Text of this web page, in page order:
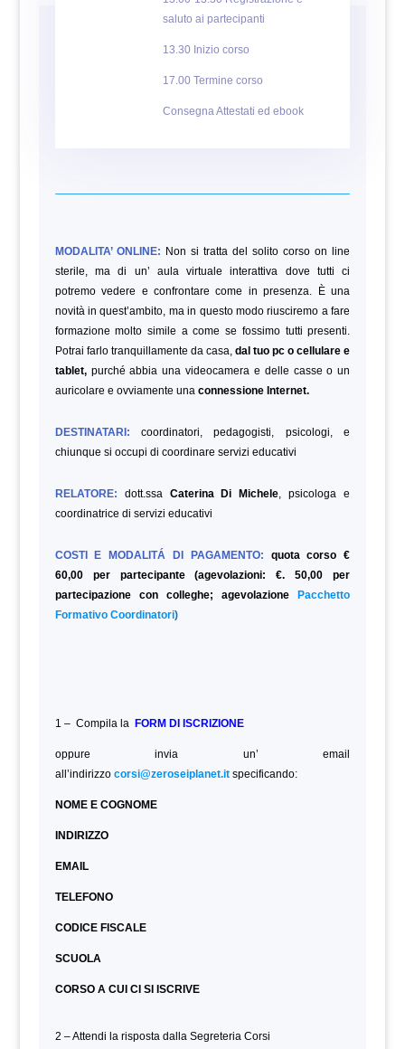
saluto ai partecipanti
13.30 Inizio corso
17.00 Termine corso
Consegna Attestati ed ebook
MODALITA’ ONLINE: Non si tratta del solito corso on line
sterile, ma di un’ aula virtuale interattiva dove tutti ci
potremo vedere e confrontare come in presenza. È una
novità in quest’ambito, ma in questo modo riusciremo a fare
formazione molto simile a come se fossimo tutti presenti.
Potrai farlo tranquillamente da casa, dal tuo pc o cellulare e
tablet,purché abbia una videocamera e delle casse o un
auricolare e ovviamente una connessione Internet.
DESTINATARI: coordinatori, pedagogisti, psicologi, e
chiunque si occupi di coordinare servizi educativi
RELATORE: dott.ssa Caterina Di Michele , psicologa e
coordinatrice di servizi educativi
COSTI E MODALITÁ DI PAGAMENTO:
quota corso €
60,00 per partecipante (agevolazioni: €. 50,00 per
partecipazione con colleghe; agevolazione
Pacchetto
Formativo Coordinatori)
1 – Compila la FORM DI ISCRIZIONE
oppure invia un’ email
all’indirizzo corsi@zeroseiplanet.itspecificando:
NOME E COGNOME
INDIRIZZO
EMAIL
TELEFONO
CODICE FISCALE
SCUOLA
CORSO A CUI CI SI ISCRIVE
2 – Attendi la risposta dalla Segreteria Corsi